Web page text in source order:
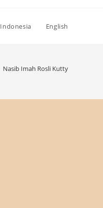
Indonesia English
Nasib Imah Rosli Kutty